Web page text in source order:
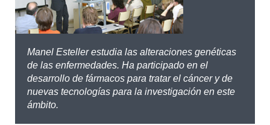
English Català
Manel Esteller estudia las alteraciones genéticas
de las enfermedades. Ha participado en el
desarrollo de fármacos para tratar el cáncer y de
nuevas tecnologías para la investigación en este
ámbito.